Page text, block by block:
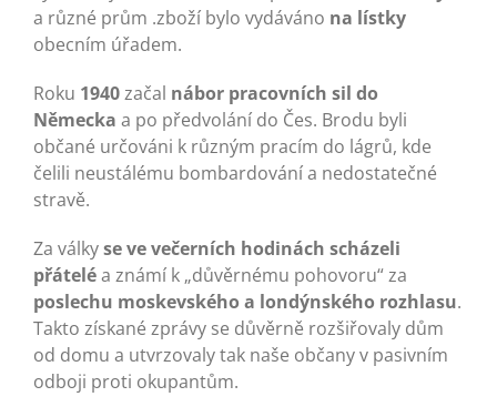
a různé prům .zboží bylo vydáváno na lístky
obecním úřadem.
Roku 1940začal nábor pracovních sil do
Německa a po předvolání do Čes. Brodu byli
občané určováni k různým pracím do lágrů, kde
čelili neustálému bombardování a nedostatečné
stravě.
Za válkyse ve večerních hodinách scházeli
přáteléa známí k „důvěrnému pohovoru“ za
poslechu moskevského a londýnského rozhlasu.
Takto získané zprávy se důvěrně rozšiřovaly dům
od domu a utvrzovaly tak naše občany v pasivním
odboji proti okupantům.